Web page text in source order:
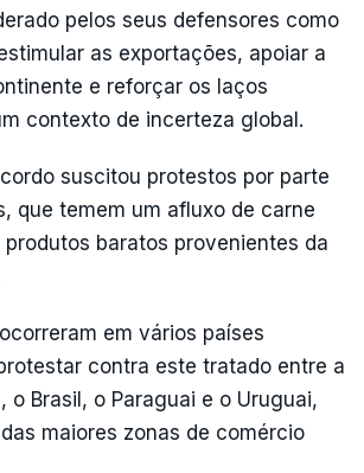
pelos seus defensores como
as exportações, apoiar a
e reforçar os laços
contexto de incerteza global.
suscitou protestos por parte
que temem um afluxo de carne
baratos provenientes da
em vários países
contra este tratado entre a
o Brasil, o Paraguai e o Uruguai,
maiores zonas de comércio